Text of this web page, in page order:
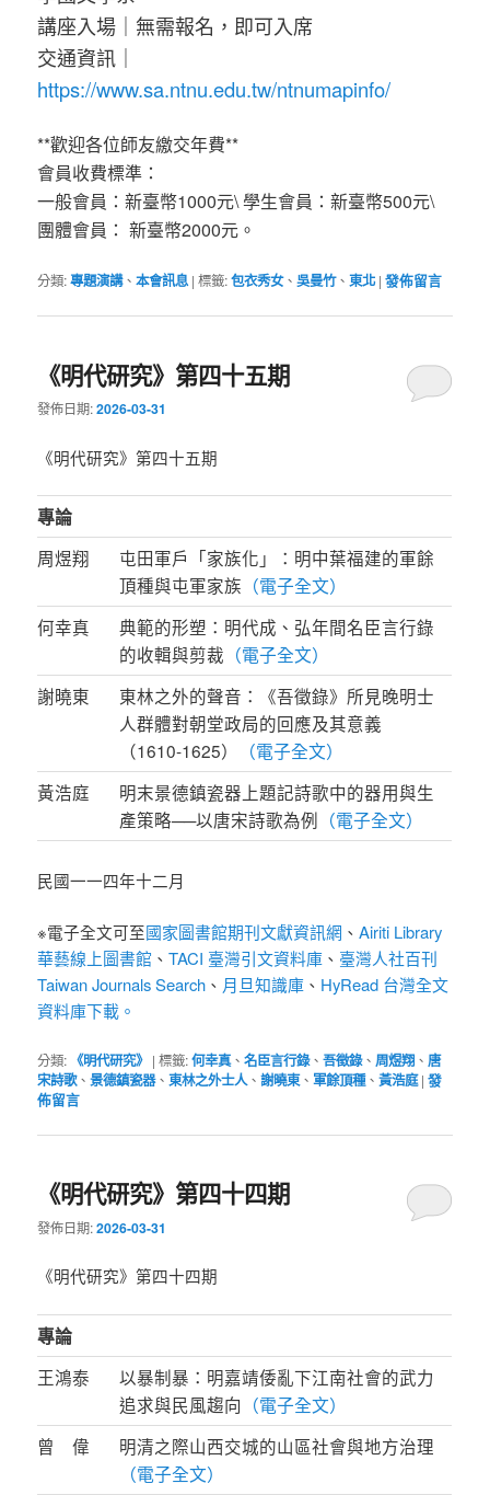
講座入場｜無需報名，即可入席
交通資訊｜
https://www.sa.ntnu.edu.tw/ntnumapinfo/
**歡迎各位師友繳交年費**
會員收費標準：
一般會員：新臺幣1000元\ 學生會員：新臺幣500元\
團體會員： 新臺幣2000元。
分類:專題演講、本會訊息 |標籤:包衣秀女、吳曼竹、東北 |發佈留言
《明代研究》第四十五期
發佈日期:2026-03-31
《明代研究》第四十五期
專論
周煜翔
屯田軍戶「家族化」：明中葉福建的軍餘
頂種與屯軍家族 （電子全文）
何幸真
典範的形塑：明代成、弘年間名臣言行錄
的收輯與剪裁 （電子全文）
謝曉東
東林之外的聲音：《吾徵錄》所見晚明士
人群體對朝堂政局的回應及其意義
（1610-1625）
（電子全文）
黃浩庭
明末景德鎮瓷器上題記詩歌中的器用與生
產策略──以唐宋詩歌為例 （電子全文）
民國一一四年十二月
※電子全文可至國家圖書館期刊文獻資訊網 、Airiti Library
華藝線上圖書館 、TACI 臺灣引文資料庫 、 臺灣人社百刊
Taiwan Journals Search 、 月旦知識庫 、 HyRead 台灣全文
資料庫下載。
分類: 《明代研究》 |標籤:何幸真、名臣言行錄、吾徵錄、 周煜翔 、 唐
宋詩歌、景德鎮瓷器、東林之外士人 、謝曉東、軍餘頂種、黃浩庭 |發
佈留言
《明代研究》第四十四期
發佈日期:2026-03-31
《明代研究》第四十四期
專論
王鴻泰
以暴制暴：明嘉靖倭亂下江南社會的武力
追求與民風趨向 （電子全文）
曾 偉
明清之際山西交城的山區社會與地方治理
（電子全文）